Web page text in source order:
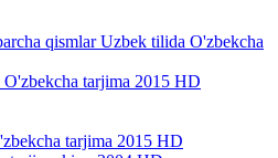
qismlar Uzbek tilida O'zbekcha
tarjima 2015 HD